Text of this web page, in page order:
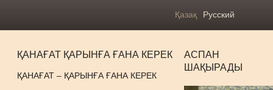
Қазақ Русский
ҚАНАҒАТ ҚАРЫНҒА ҒАНА КЕРЕК
ҚАНАҒАТ – ҚАРЫНҒА ҒАНА КЕРЕК
АСПАН
ШАҚЫРАДЫ